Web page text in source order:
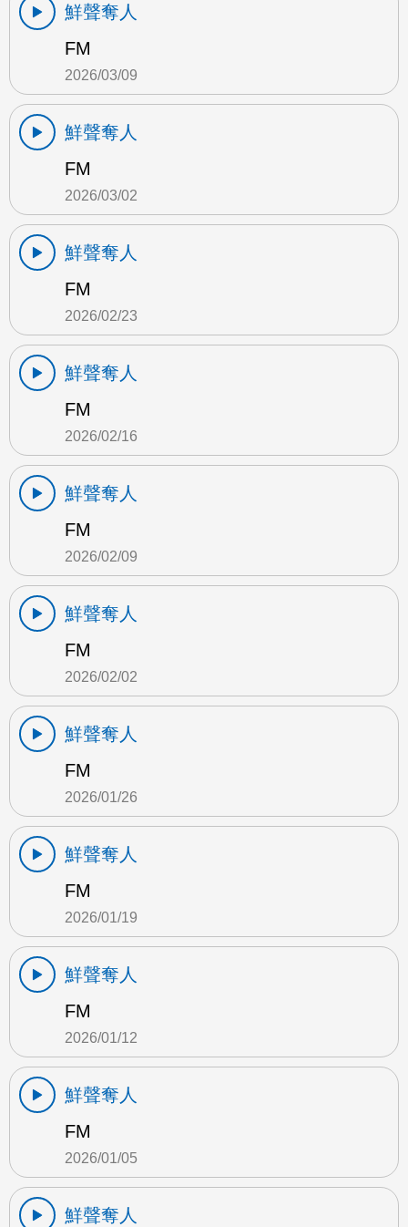
鮮聲奪人
FM
2026/03/09
鮮聲奪人
FM
2026/03/02
鮮聲奪人
FM
2026/02/23
鮮聲奪人
FM
2026/02/16
鮮聲奪人
FM
2026/02/09
鮮聲奪人
FM
2026/02/02
鮮聲奪人
FM
2026/01/26
鮮聲奪人
FM
2026/01/19
鮮聲奪人
FM
2026/01/12
鮮聲奪人
FM
2026/01/05
鮮聲奪人